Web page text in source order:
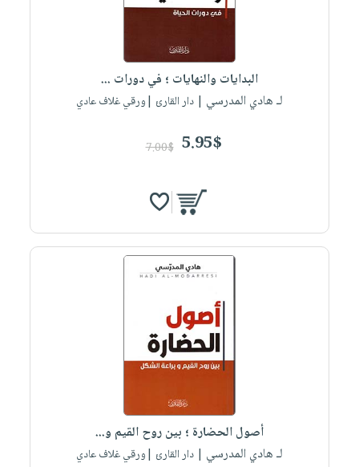
البدايات والنهايات ؛ في دورات ...
لـ هادي المدرسي | دار القارئ |ورقي غلاف عادي
5.95$
7.00$
أصول الحضارة ؛ بين روح القيم و...
لـ هادي المدرسي | دار القارئ |ورقي غلاف عادي